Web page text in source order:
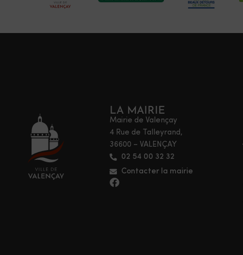
LA MAIRIE
Mairie de Valençay
4 Rue de Talleyrand,
36600 – VALENÇAY
02 54 00 32 32
Contacter la mairie